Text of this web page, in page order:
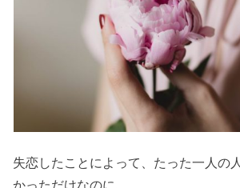
失恋したことによって、たった一人の
かっただけなのに、